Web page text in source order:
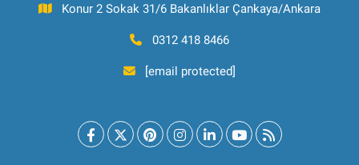
Konur 2 Sokak 31/6 Bakanlıklar Çankaya/Ankara
0312 418 8466
[email protected]